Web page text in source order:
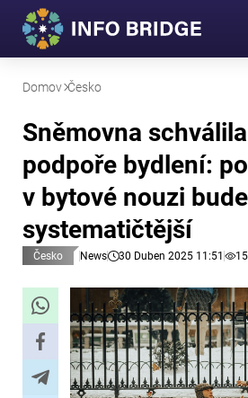
Domov Česko
Sněmovna
podpoře bydlení:
v bytové nouzi bude
systematičtější
Česko News 30 Duben 2025 11:51